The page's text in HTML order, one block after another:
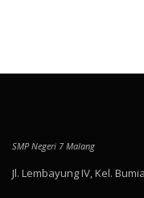
SMP Negeri 7 Malang
Jl. Lembayung IV, Kel.